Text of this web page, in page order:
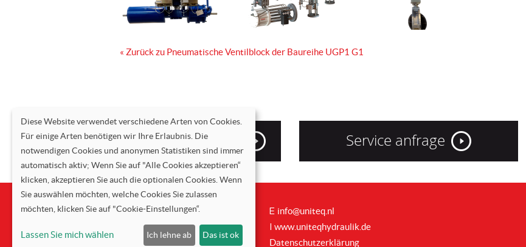
« Zurück zu Pneumatische Ventilblock der Baureihe UGP1 G1
Informationen-anfordern Service anfrage
Oude Graaf 18
T+31 (0) 4 955 245 65
F +31 (0) 4 955 245 06
E info@uniteq.nl
Iwww.uniteqhydraulik.de
Datenschutzerklärung
Diese Website verwendet verschiedene Arten von Cookies.
Für einige Arten benötigen wir Ihre Erlaubnis. Die
notwendigen Cookies und anonymen Statistiken sind immer
automatisch aktiv; Wenn Sie auf "Alle Cookies akzeptieren“
klicken, akzeptieren Sie auch die optionalen Cookies. Wenn
Sie auswählen möchten, welche Cookies Sie zulassen
möchten, klicken Sie auf "Cookie-Einstellungen“.
Lassen Sie mich wählen Ich lehne ab Das ist ok